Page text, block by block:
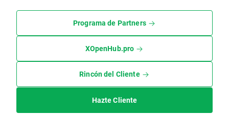
Programa de Partners
XOpenHub.pro
Rincón del Cliente
Hazte Cliente